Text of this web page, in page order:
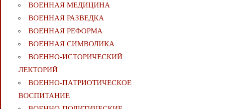
ВОЕННАЯ МЕДИЦИНА
ВОЕННАЯ РАЗВЕДКА
ВОЕННАЯ РЕФОРМА
ВОЕННАЯ СИМВОЛИКА
ВОЕННО-ИСТОРИЧЕСКИЙ
ЛЕКТОРИЙ
ВОЕННО-ПАТРИОТИЧЕСКОЕ
ВОСПИТАНИЕ